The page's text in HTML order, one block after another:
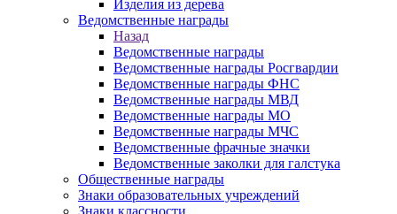
Изделия из дерева
Ведомственные награды
Назад
Ведомственные награды
Ведомственные награды Росгвардии
Ведомственные награды ФНС
Ведомственные награды МВД
Ведомственные награды МО
Ведомственные награды МЧС
Ведомственные фрачные значки
Ведомственные заколки для галстука
Общественные награды
Знаки образовательных учреждений
Знаки классности